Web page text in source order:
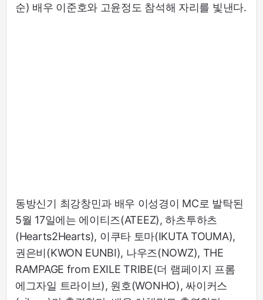
순) 배우 이준호와 고윤정도 참석해 자리를 빛낸다.
동방신기 최강창민과 배우 이성경이 MC로 발탁된
5월 17일에는 에이티즈(ATEEZ), 하츠투하츠
(Hearts2Hearts), 이쿠타 토마(IKUTA TOUMA),
권은비(KWON EUNBI), 나우즈(NOWZ), THE
RAMPAGE from EXILE TRIBE(더 램페이지 프롬
에그자일 트라이브), 원호(WONHO), 싸이커스